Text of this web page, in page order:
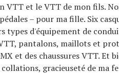
VTT et le VTT de mon fils.
– pour ma fille. Six
types d'équipement de
pantalons, maillots et
et des chaussures VTT. Et
gracieuseté de ma